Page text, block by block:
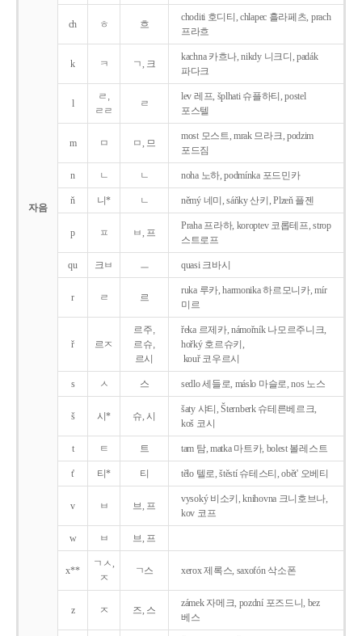
자음
ch ㅎ 흐
choditi 호디티, chlapec 흘라페츠, prach
프라흐
k ㅋ ㄱ, 크
kachna 카흐나, nikdy 니크디, padák
파다크
l
ㄹ,
ㄹㄹ
ㄹ
lev 레프, šplhati 슈플하티, postel
포스텔
m ㅁ ㅁ, 므
most 모스트, mrak 므라크, podzim
포드짐
n ㄴ ㄴ noha 노하, podmínka 포드민카
ň 니* ㄴ němý 네미, sáňky 산키, Plzeň 플젠
p ㅍ ㅂ, 프
Praha 프라하, koroptev 코롭테프, strop
스트로프
qu 크ㅂ ㅡ quasi 크바시
r ㄹ 르
ruka 루카, harmonika 하르모니카, mír
미르
ř 르ㅈ
르주,
르슈,
르시
řeka 르제카, námořník 나모르주니크,
hořký 호르슈키,
kouř 코우르시
s ㅅ 스 sedlo 세들로, máslo 마슬로, nos 노스
š 시* 슈, 시
šaty 샤티, Šternberk 슈테른베르크,
koš 코시
t ㅌ 트 tam 탐, matka 마트카, bolest 볼레스트
t' 티* 티 tělo 텔로, štěstí 슈테스티, obět' 오베티
v ㅂ 브, 프
vysoký 비소키, knihovna 크니호브나,
kov 코프
w ㅂ 브, 프
x**
ㄱㅅ,
ㅈ
ㄱ스 xerox 제록스, saxofón 삭소폰
z ㅈ 즈, 스
zámek 자메크, pozdní 포즈드니, bez
베스